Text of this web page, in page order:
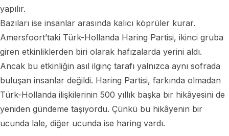
yapılır.
Bazıları ise insanlar arasında kalıcı köprüler kurar.
Amersfoort’taki Türk-Hollanda Haring Partisi, ikinci gruba
giren etkinliklerden biri olarak hafızalarda yerini aldı.
Ancak bu etkinliğin asıl ilginç tarafı yalnızca aynı sofrada
buluşan insanlar değildi. Haring Partisi, farkında olmadan
Türk-Hollanda ilişkilerinin 500 yıllık başka bir hikâyesini de
yeniden gündeme taşıyordu. Çünkü bu hikâyenin bir
ucunda lale, diğer ucunda ise haring vardı.